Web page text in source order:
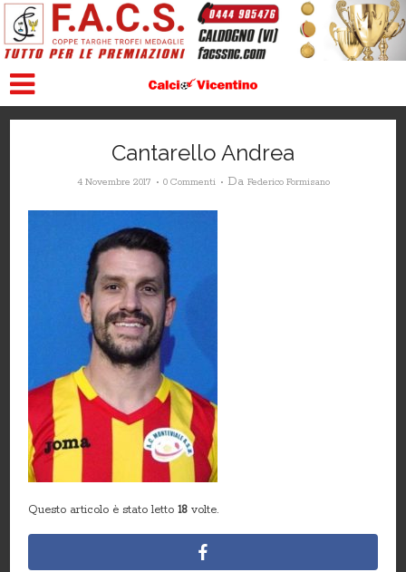
Cantarello Andrea
4 Novembre 2017 0 Commenti Da Federico Formisano
Questo articolo è stato letto18 volte.